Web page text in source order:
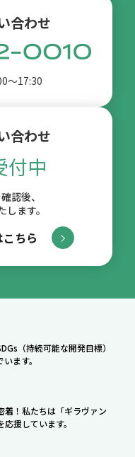
合わせ
〜17:30
合わせ
付中
認後、
ます。
ちら
（持続可能な開発目標）
ます。
着！私たちは「ギラヴァン
援しています。